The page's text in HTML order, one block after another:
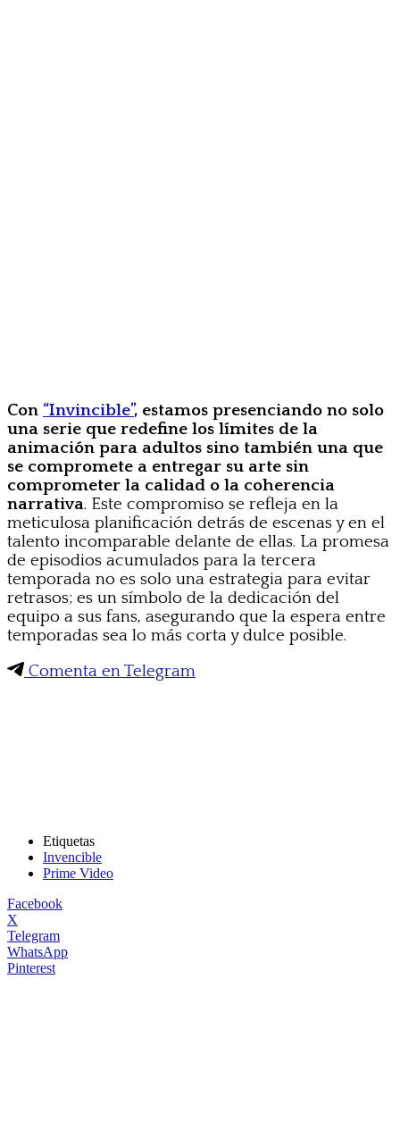
Con “Invincible”, estamos presenciando no solo
una serie que redefine los límites de la
animación para adultos sino también una que
se compromete a entregar su arte sin
comprometer la calidad o la coherencia
narrativa. Este compromiso se refleja en la
meticulosa planificación detrás de escenas y en el
talento incomparable delante de ellas. La promesa
de episodios acumulados para la tercera
temporada no es solo una estrategia para evitar
retrasos; es un símbolo de la dedicación del
equipo a sus fans, asegurando que la espera entre
temporadas sea lo más corta y dulce posible.
Comenta en Telegram
Etiquetas
Invencible
Prime Video
Facebook
X
Telegram
WhatsApp
Pinterest